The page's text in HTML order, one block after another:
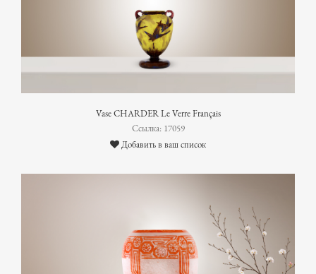
Vase CHARDER Le Verre Français
Ссылка: 17059
Добавить в ваш список